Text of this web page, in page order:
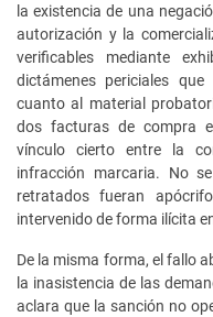
la existencia de una
autorización y la
verificables mediante
dictámenes periciales
cuanto al material
dos facturas de compra
vínculo cierto entre la
infracción marcaria. No
retratados fueran
intervenido de forma ilícita
De la misma forma, el fallo
la inasistencia de las
aclara que la sanción no